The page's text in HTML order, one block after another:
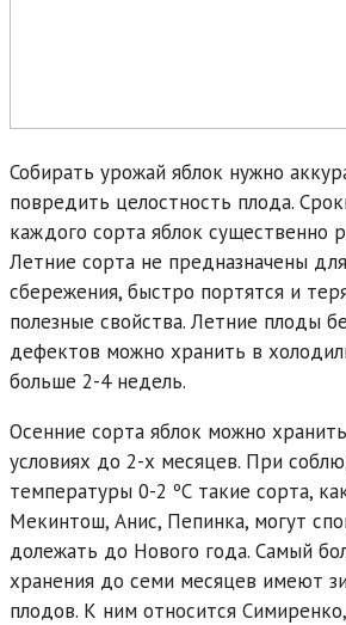
Собирать урожай яблок нужно
повредить целостность плода.
каждого сорта яблок существенно
Летние сорта не предназначены
сбережения, быстро портятся и
полезные свойства. Летние плоды
дефектов можно хранить в
больше 2-4 недель.
Осенние сорта яблок можно
условиях до 2-х месяцев. При
температуры 0-2 ºС такие сорта,
Мекинтош, Анис, Пепинка, могут
долежать до Нового года. Самый
хранения до семи месяцев имеют
плодов. К ним относится